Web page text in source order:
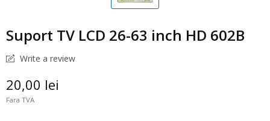
Suport TV LCD 26-63 inch HD 602B
Write a review
20,00 lei
Fara TVA